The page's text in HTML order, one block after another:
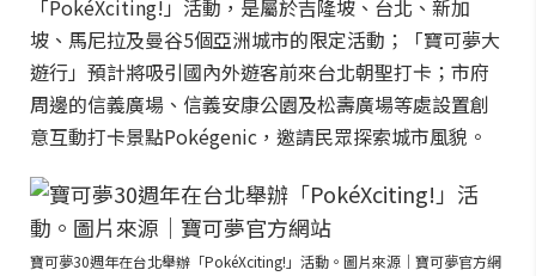
「PokéXciting!」活動，是屬於吉隆坡、台北、新加
坡、馬尼拉及曼谷5個亞洲城市的限定活動；「寶可夢大
遊行」預計將吸引國內外遊客前來台北朝聖打卡；市府
周邊的信義廣場、信義安康公園及松壽廣場等處設置創
意互動打卡景點Pokégenic，邀請民眾探索城市風貌。
寶可夢30週年在台北舉辦「PokéXciting!」活動。圖片來源｜寶可夢官方網